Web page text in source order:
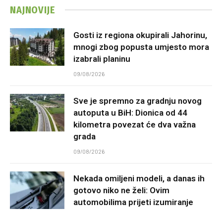
NAJNOVIJE
Gosti iz regiona okupirali Jahorinu,
mnogi zbog popusta umjesto mora
izabrali planinu
09/08/2026
Sve je spremno za gradnju novog
autoputa u BiH: Dionica od 44
kilometra povezat će dva važna
grada
09/08/2026
Nekada omiljeni modeli, a danas ih
gotovo niko ne želi: Ovim
automobilima prijeti izumiranje